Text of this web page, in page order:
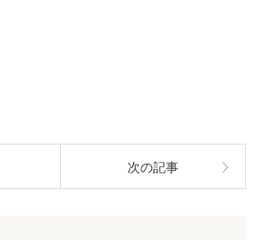
次の記事